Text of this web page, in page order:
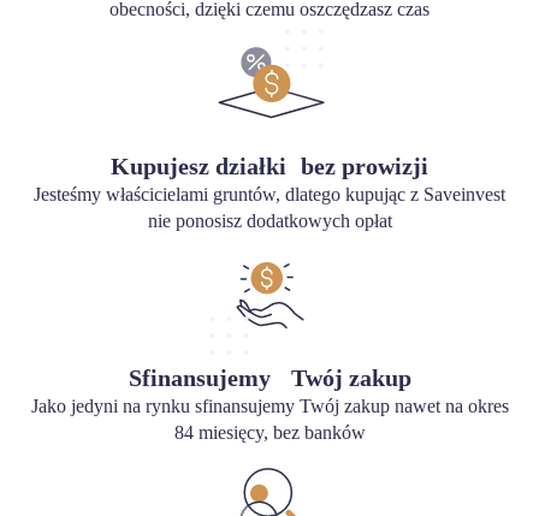
obecności, dzięki czemu oszczędzasz czas
Kupujesz działki bez prowizji
Jesteśmy właścicielami gruntów, dlatego kupując z Saveinvest
nie ponosisz dodatkowych opłat
Sfinansujemy Twój zakup
Jako jedyni na rynku sfinansujemy Twój zakup nawet na okres
84 miesięcy, bez banków